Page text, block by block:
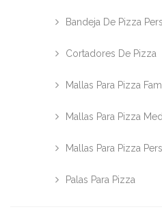
Bandeja De Pizza
Cortadores De Pizza
Mallas Para Pizza
Mallas Para Pizza
Mallas Para Pizza
Palas Para Pizza